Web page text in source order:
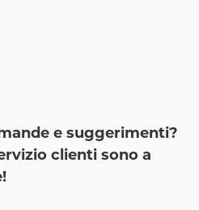
e suggerimenti?
clienti sono a